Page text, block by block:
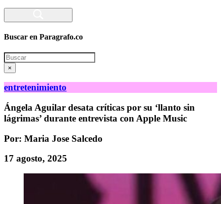
Buscar en Paragrafo.co
Search
×
entretenimiento
Ángela Aguilar desata críticas por su ‘llanto sin
lágrimas’ durante entrevista con Apple Music
Por: Maria Jose Salcedo
17 agosto, 2025